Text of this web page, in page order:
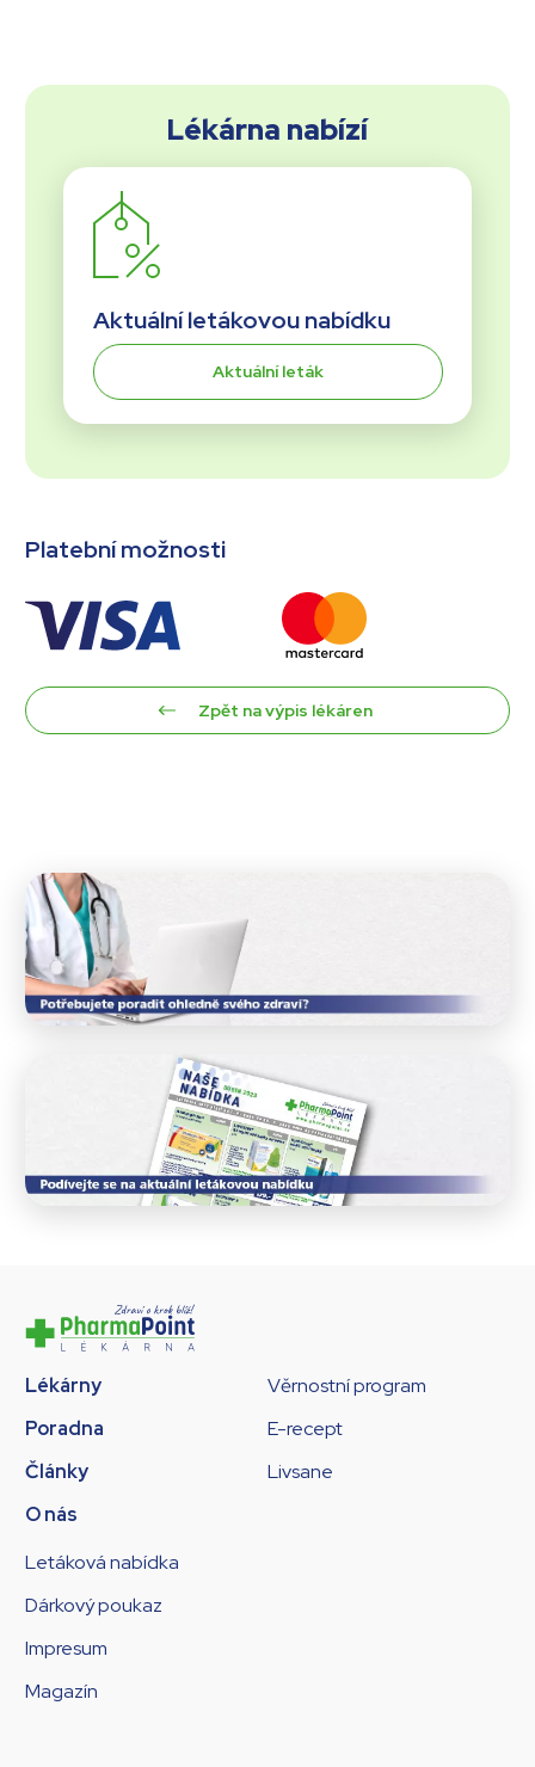
Lékárna nabízí
Aktuální letákovou nabídku
Aktuální leták
Platební možnosti
Zpět na výpis lékáren
Lékárny
Poradna
Články
O nás
Věrnostní program
E-recept
Livsane
Letáková nabídka
Dárkový poukaz
Impresum
Magazín